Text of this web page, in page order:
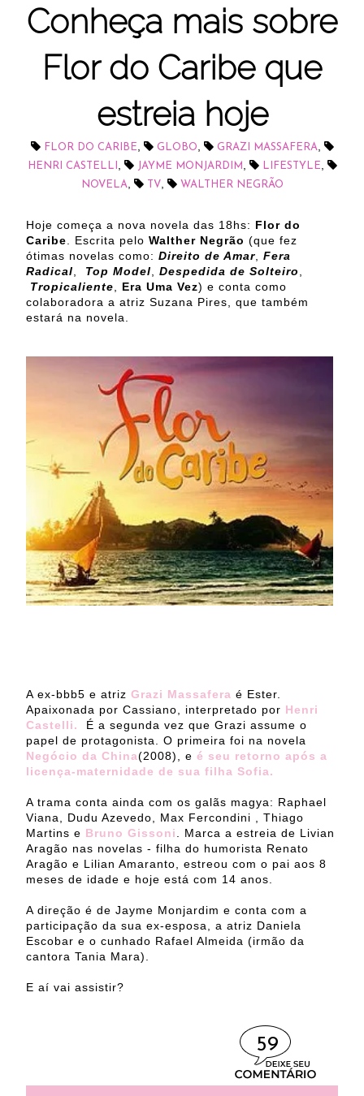
Conheça mais sobre
Flor do Caribe que
estreia hoje
FLOR DO CARIBE GLOBO GRAZI MASSAFERA
HENRI CASTELLI JAYME MONJARDIM LIFESTYLE
NOVELA TV, WALTHER NEGRÃO
Hoje começa a nova novela das 18hs: Flor do
Caribe . Escrita pelo Walther Negrão (que fez
ótimas novelas como: Direito de Amar
Fera
Radical
Top Model Despedida de Solteiro
Tropicaliente
Era Uma Vez) e conta como
colaboradora a atriz Suzana Pires, que também
estará na novela.
A ex-bbb5 e atriz Grazi Massafera é Ester.
Apaixonada por Cassiano, interpretado por Henri
Castelli.
É a segunda vez que Grazi assume o
papel de protagonista. O primeira foi na novela
Negócio da China(2008), e é seu retorno após a
licença-maternidade de sua filha Sofia.
A trama conta ainda com os galãs magya: Raphael
Viana, Dudu Azevedo, Max Fercondini , Thiago
Martins e Bruno Gissoni
. Marca a estreia de Livian
Aragão nas novelas - filha do humorista Renato
Aragão e Lilian Amaranto, estreou com o pai aos 8
meses de idade e hoje está com 14 anos.
A direção é de Jayme Monjardim e conta com a
participação da sua ex-esposa, a atriz Daniela
Escobar e o cunhado Rafael Almeida (irmão da
cantora Tania Mara).
E aí vai assistir?
59